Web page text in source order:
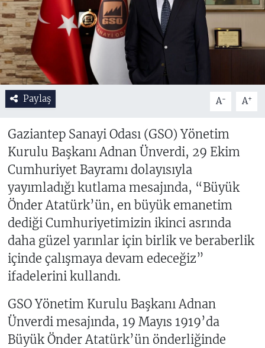
Paylaş A- A+
Gaziantep Sanayi Odası (GSO) Yönetim
Kurulu Başkanı Adnan Ünverdi, 29 Ekim
Cumhuriyet Bayramı dolayısıyla
yayımladığı kutlama mesajında, “Büyük
Önder Atatürk’ün, en büyük emanetim
dediği Cumhuriyetimizin ikinci asrında
daha güzel yarınlar için birlik ve beraberlik
içinde çalışmaya devam edeceğiz”
ifadelerini kullandı.
GSO Yönetim Kurulu Başkanı Adnan
Ünverdi mesajında, 19 Mayıs 1919’da
Büyük Önder Atatürk’ün önderliğinde